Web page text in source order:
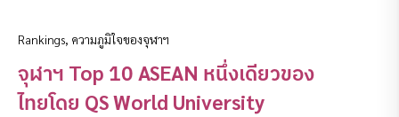
Rankings, ความภูมิใจของจุฬาฯ
จุฬาฯ Top 10 ASEAN หนึ่งเดียวของ
ไทยโดย QS World University